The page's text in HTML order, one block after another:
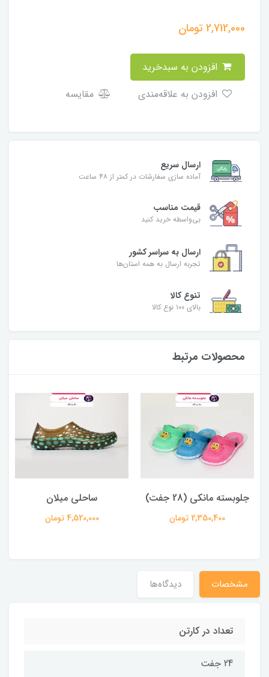
2,712,000تومان
مقایسه
ارسال سریع
آماده سازی سفارشات در کمتر از ۴۸ ساعت
قیمت مناسب
بی‌واسطه خرید کنید
ارسال به سراسر کشور
تجربه ارسال به همه استان‌ها
تنوع کالا
بالای ۱۰۰ نوع کالا
محصولات مرتبط
جلوبسته مانکی (28 جفت)
2,350,400 تومان
ساحلی میلان
4,520,000 تومان
مشخصات دیدگاه‌ها
تعداد در کارتن
24 جفت